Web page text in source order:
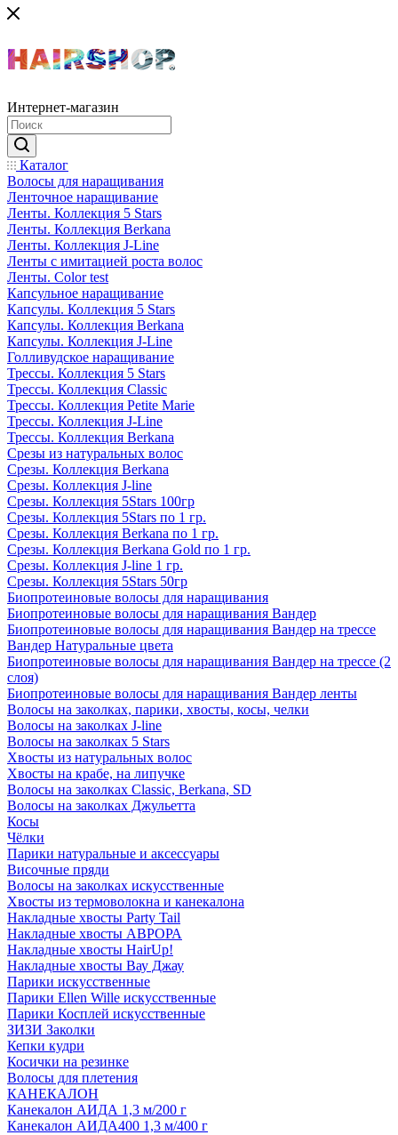
Интернет-магазин
Каталог
Волосы для наращивания
Ленточное наращивание
Ленты. Коллекция 5 Stars
Ленты. Коллекция Berkana
Ленты. Коллекция J-Line
Ленты с имитацией роста волос
Ленты. Color test
Капсульное наращивание
Капсулы. Коллекция 5 Stars
Капсулы. Коллекция Berkana
Капсулы. Коллекция J-Line
Голливудское наращивание
Трессы. Коллекция 5 Stars
Трессы. Коллекция Classic
Трессы. Коллекция Petite Marie
Трессы. Коллекция J-Line
Трессы. Коллекция Berkana
Срезы из натуральных волос
Срезы. Коллекция Berkana
Срезы. Коллекция J-line
Срезы. Коллекция 5Stars 100гр
Срезы. Коллекция 5Stars по 1 гр.
Срезы. Коллекция Berkana по 1 гр.
Срезы. Коллекция Berkana Gold по 1 гр.
Срезы. Коллекция J-line 1 гр.
Срезы. Коллекция 5Stars 50гр
Биопротеиновые волосы для наращивания
Биопротеиновые волосы для наращивания Вандер
Биопротеиновые волосы для наращивания Вандер на трессе
Вандер Натуральные цвета
Биопротеиновые волосы для наращивания Вандер на трессе (2
слоя)
Биопротеиновые волосы для наращивания Вандер ленты
Волосы на заколках, парики, хвосты, косы, челки
Волосы на заколках J-line
Волосы на заколках 5 Stars
Хвосты из натуральных волос
Хвосты на крабе, на липучке
Волосы на заколках Classic, Berkana, SD
Волосы на заколках Джульетта
Косы
Чёлки
Парики натуральные и аксессуары
Височные пряди
Волосы на заколках искусственные
Хвосты из термоволокна и канекалона
Накладные хвосты Party Tail
Накладные хвосты АВРОРА
Накладные хвосты HairUp!
Накладные хвосты Вау Джау
Парики искусственные
Парики Ellen Wille искусственные
Парики Косплей искусственные
ЗИЗИ Заколки
Кепки кудри
Косички на резинке
Волосы для плетения
КАНЕКАЛОН
Канекалон АИДА 1,3 м/200 г
Канекалон АИДА400 1,3 м/400 г